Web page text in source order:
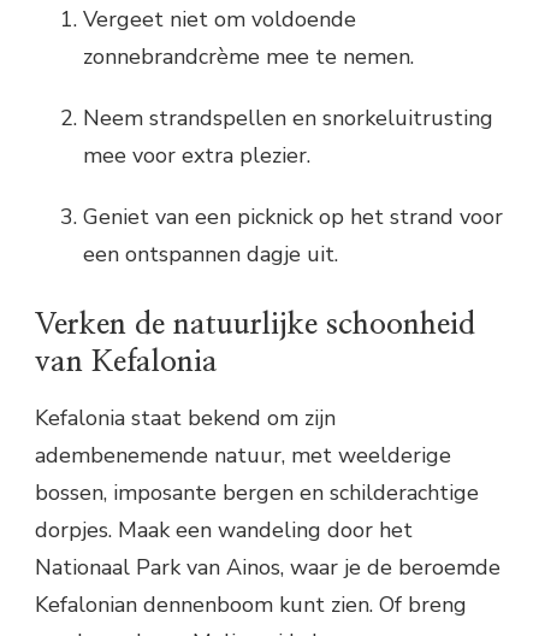
Vergeet niet om voldoende
zonnebrandcrème mee te nemen.
Neem strandspellen en snorkeluitrusting
mee voor extra plezier.
Geniet van een picknick op het strand voor
een ontspannen dagje uit.
Verken de natuurlijke schoonheid
van Kefalonia
Kefalonia staat bekend om zijn
adembenemende natuur, met weelderige
bossen, imposante bergen en schilderachtige
dorpjes. Maak een wandeling door het
Nationaal Park van Ainos, waar je de beroemde
Kefalonian dennenboom kunt zien. Of breng